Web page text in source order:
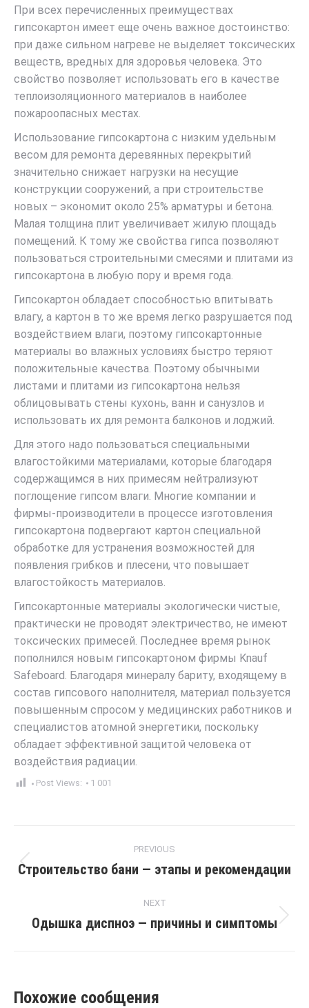
При всех перечисленных преимуществах
гипсокартон имеет еще очень важное достоинство:
при даже сильном нагреве не выделяет токсических
веществ, вредных для здоровья человека. Это
свойство позволяет использовать его в качестве
теплоизоляционного материалов в наиболее
пожароопасных местах.
Использование гипсокартона с низким удельным
весом для ремонта деревянных перекрытий
значительно снижает нагрузки на несущие
конструкции сооружений, а при строительстве
новых – экономит около 25% арматуры и бетона.
Малая толщина плит увеличивает жилую площадь
помещений. К тому же свойства гипса позволяют
пользоваться строительными смесями и плитами из
гипсокартона в любую пору и время года.
Гипсокартон обладает способностью впитывать
влагу, а картон в то же время легко разрушается под
воздействием влаги, поэтому гипсокартонные
материалы во влажных условиях быстро теряют
положительные качества. Поэтому обычными
листами и плитами из гипсокартона нельзя
облицовывать стены кухонь, ванн и санузлов и
использовать их для ремонта балконов и лоджий.
Для этого надо пользоваться специальными
влагостойкими материалами, которые благодаря
содержащимся в них примесям нейтрализуют
поглощение гипсом влаги. Многие компании и
фирмы-производители в процессе изготовления
гипсокартона подвергают картон специальной
обработке для устранения возможностей для
появления грибков и плесени, что повышает
влагостойкость материалов.
Гипсокартонные материалы экологически чистые,
практически не проводят электричество, не имеют
токсических примесей. Последнее время рынок
пополнился новым гипсокартоном фирмы Knauf
Safeboard. Благодаря минералу бариту, входящему в
состав гипсового наполнителя, материал пользуется
повышенным спросом у медицинских работников и
специалистов атомной энергетики, поскольку
обладает эффективной защитой человека от
воздействия радиации.
Post Views: 1 001
navigation
PREVIOUS
Previous
Строительство бани — этапы и рекомендации
NEXT
Next
Одышка диспноэ — причины и симптомы
Похожие сообщения